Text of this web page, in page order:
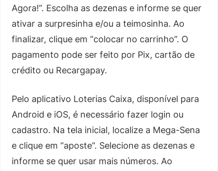
Agora!”. Escolha as dezenas e informe se quer
ativar a surpresinha e/ou a teimosinha. Ao
finalizar, clique em “colocar no carrinho”. O
pagamento pode ser feito por Pix, cartão de
crédito ou Recargapay.
Pelo aplicativo Loterias Caixa, disponível para
Android e iOS, é necessário fazer login ou
cadastro. Na tela inicial, localize a Mega-Sena
e clique em “aposte”. Selecione as dezenas e
informe se quer usar mais números. Ao